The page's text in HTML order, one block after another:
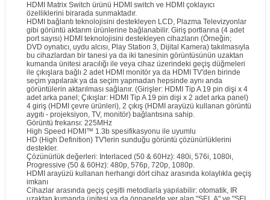
HDMI Matrix Switch ürünü HDMI switch ve HDMI çoklayıcı
özelliklerini birarada sunmaktadır.
HDMI bağlantı teknolojisini destekleyen LCD, Plazma Televizyonlar
gibi görüntü aktarım ürünlerine bağlanabilir. Giriş portlarına (4 adet
port sayısı) HDMI teknolojisini destekleyen cihazların (Örneğin;
DVD oynatıcı, uydu alcısı, Play Station 3, Dijital Kamera) takılmasıyla
bu cihazlardan bir tanesi ya da iki tanesinin görüntüsünün uzaktan
kumanda ünitesi aracılığı ile veya cihaz üzerindeki geçiş düğmeleri
ile çıkışlara bağlı 2 adet HDMI monitör ya da HDMI TV'den birinde
seçim yapılarak ya da seçim yapmadan hepsinde aynı anda
görüntülerin aktarılması sağlanır. (Girişler: HDMI Tip A 19 pin dişi x 4
adet arka panel; Çıkışlar: HDMI Tip A 19 pin dişi x 2 adet arka panel)
4 giriş (HDMI çevre ürünleri), 2 çıkış (HDMI arayüzü kullanan görüntü
aygıtı - projeksiyon, TV, monitör) bağlantısına sahip.
Görüntü frekansı: 225MHz
High Speed HDMI™ 1.3b spesifikasyonu ile uyumlu
HD (High Definition) TV'lerin sunduğu görüntü çözünürlüklerini
destekler.
Çözünürlük değerleri: Interlaced (50 & 60Hz): 480i, 576i, 1080i,
Progressive (50 & 60Hz): 480p, 576p, 720p, 1080p.
HDMI arayüzü kullanan herhangi dört cihaz arasında kolaylıkla geçiş
imkanı
Cihazlar arasında geçiş çeşitli metodlarla yapılabilir: otomatik, IR